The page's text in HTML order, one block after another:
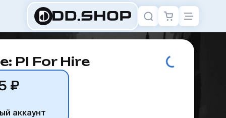
PI For Hire
₽
аккаунт